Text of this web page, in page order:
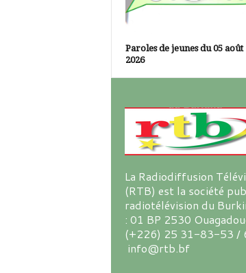
Paroles de jeunes du 05 août
2026
La Radiodiffusion
(RTB) est la société
radiotélévision du
: 01 BP 2530
(+226) 25 31-83-53 /
info@rtb.bf